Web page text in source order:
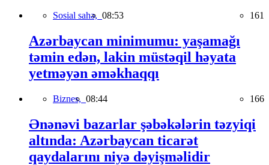
Sosial sahə, 08:53 161
Azərbaycan minimumu: yaşamağı
təmin edən, lakin müstəqil həyata
yetməyən əməkhaqqı
Biznes, 08:44 166
Ənənəvi bazarlar şəbəkələrin təzyiqi
altında: Azərbaycan ticarət
qaydalarını niyə dəyişməlidir